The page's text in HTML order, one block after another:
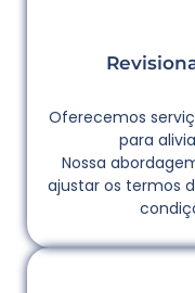
Oferecemos
para
Nossa
ajustar os termos